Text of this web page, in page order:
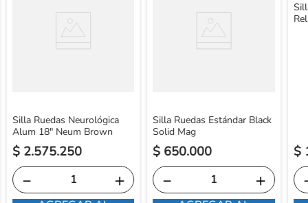
Silla Ruedas Neurológica
Alum 18" Neum Brown
$ 2.575.250
＋
－
Silla Ruedas Estándar Black
Solid Mag
$ 650.000
＋
－
$